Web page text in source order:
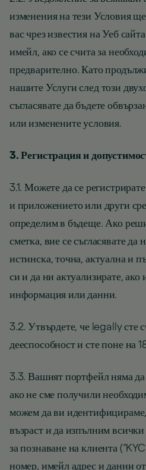
изменения на тези Условия
вас чрез известия на Уеб
имейл, ако се счита за
предварително. Като
нашите Услуги след този
съгласявате да бъдете
или изменените условия.
3. Регистрация и
3.1. Можете да се
и приложението или други
определим в бъдеще. Ако
сметка, вие се съгласявате да
истинска, точна, актуална и
си и да ни актуализирате, ако
информация или данни.
3.2. Утвърдете, че legally сте
дееспособност и сте поне на
3.3. Вашият портфейл няма да
ако не сме получили
можем да ви
възраст и да изпълним
за познаване на клиента
номер, имейл адрес и данни